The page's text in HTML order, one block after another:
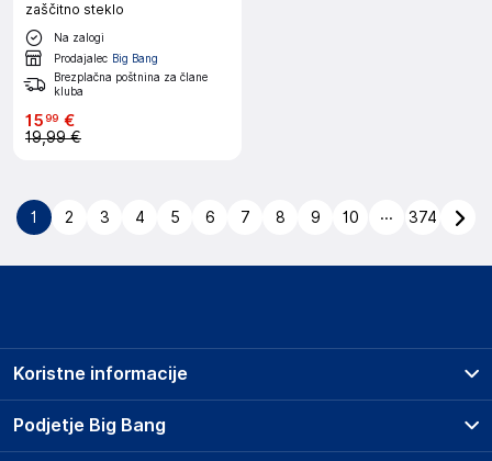
zaščitno steklo
Na zalogi
Prodajalec Big Bang
Brezplačna poštnina za člane
kluba
1599 €
19,99 €
1 2 3 4 5 6 7 8 9 10 ... 374
Podjetje Big Bang
Koristne informacije
Prodajna mesta